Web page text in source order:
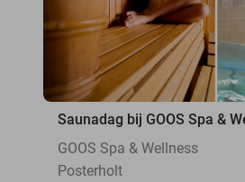
Saunadag bij GOOS Spa &
GOOS Spa & Wellness
Posterholt